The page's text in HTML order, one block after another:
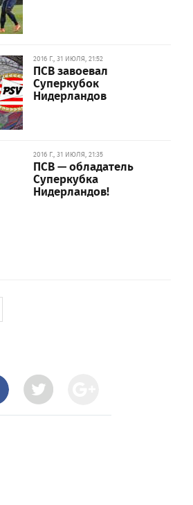
2016 Г., 31 ИЮЛЯ, 21:52
ПСВ завоевал
Суперкубок
Нидерландов
2016 Г., 31 ИЮЛЯ, 21:35
ПСВ — обладатель
Суперкубка
Нидерландов!